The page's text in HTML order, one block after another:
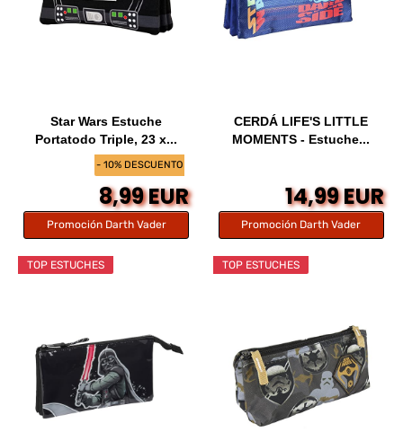
- 10% DESCUENTO
Star Wars Estuche
Portatodo Triple, 23 x...
8,99 EUR
Promoción Darth Vader
CERDÁ LIFE'S LITTLE
MOMENTS - Estuche...
14,99 EUR
Promoción Darth Vader
TOP ESTUCHES TOP ESTUCHES